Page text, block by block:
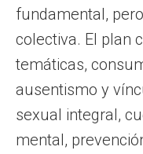
fundamental,
colectiva. El plan
temáticas,
ausentismo y
sexual integral,
mental,